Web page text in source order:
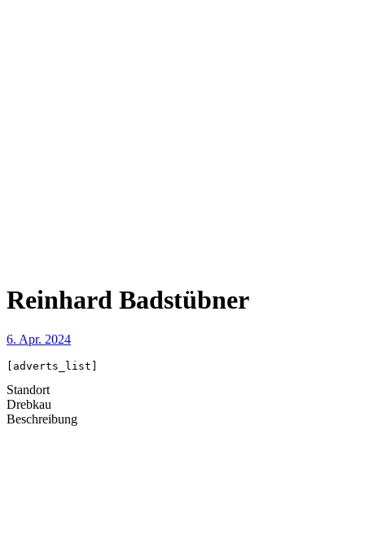
Reinhard Badstübner
6. Apr. 2024
[adverts_list]
Standort
Drebkau
Beschreibung